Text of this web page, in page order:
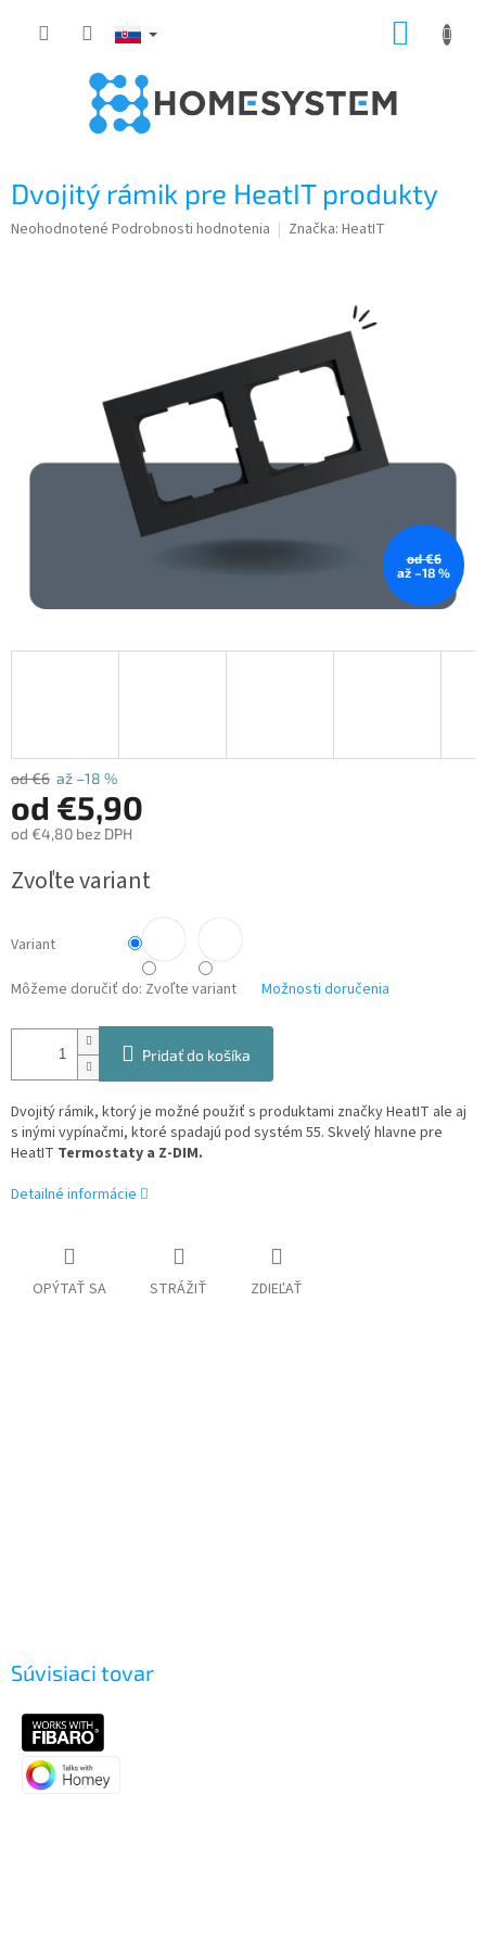
Dvojitý rámik pre HeatIT produkty
Priemerné
Neohodnotené Podrobnosti hodnotenia Značka: HeatIT
od €6
až –18 %
od €6 až –18 %
od €5,90
od €4,80 bez DPH
cena:
Zvoľte variant
Variant
Môžeme doručiť do: Zvoľte variant Možnosti doručenia
Pridať do košíka
Dvojitý rámik, ktorý je možné použiť s produktami značky HeatIT ale aj
s inými vypínačmi, ktoré spadajú pod systém 55. Skvelý hlavne pre
HeatIT Termostaty a Z-DIM.
Detailné informácie
OPÝTAŤ SA STRÁŽIŤ ZDIEĽAŤ
Súvisiaci tovar